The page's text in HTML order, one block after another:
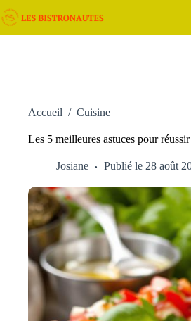
au
Accueil / Cuisine
Les 5 meilleures astuces pour
Josiane Publié le 28 août